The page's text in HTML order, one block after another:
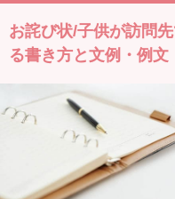
お詫び状/子供が訪問
る書き方と文例・例文